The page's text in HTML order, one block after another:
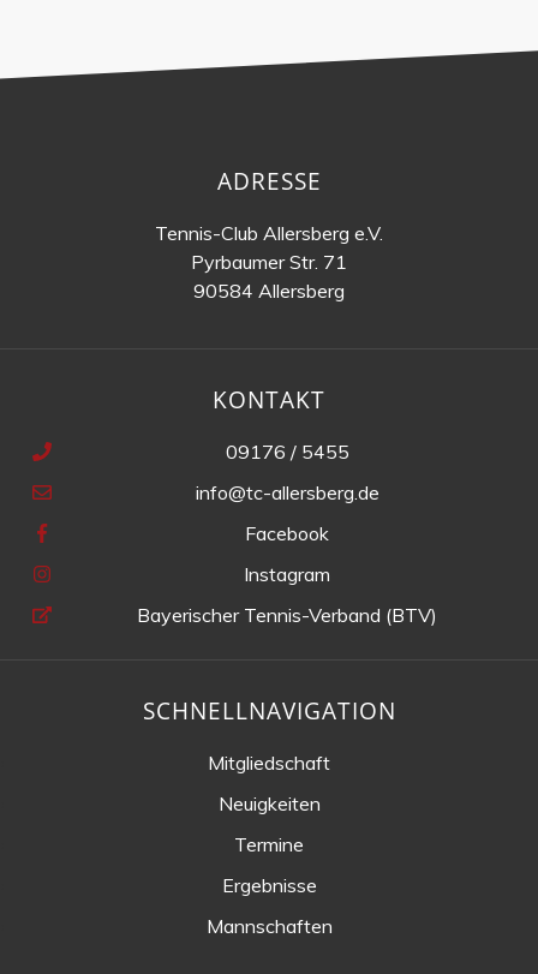
ADRESSE
Tennis-Club Allersberg e.V.
Pyrbaumer Str. 71
90584 Allersberg
KONTAKT
09176 / 5455
info@tc-allersberg.de
Facebook
Instagram
Bayerischer Tennis-Verband (BTV)
SCHNELLNAVIGATION
Mitgliedschaft
Neuigkeiten
Termine
Ergebnisse
Mannschaften